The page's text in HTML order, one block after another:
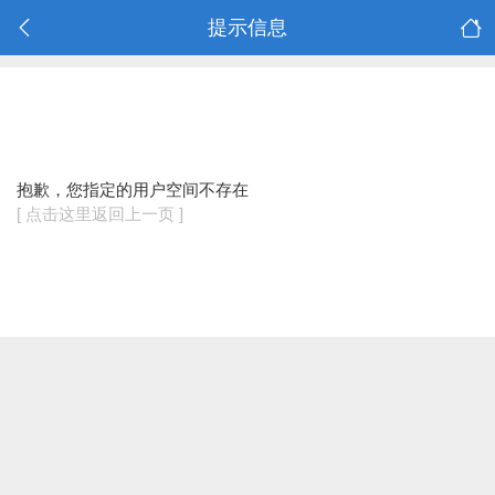
提示信息
抱歉，您指定的用户空间不存在
[ 点击这里返回上一页 ]